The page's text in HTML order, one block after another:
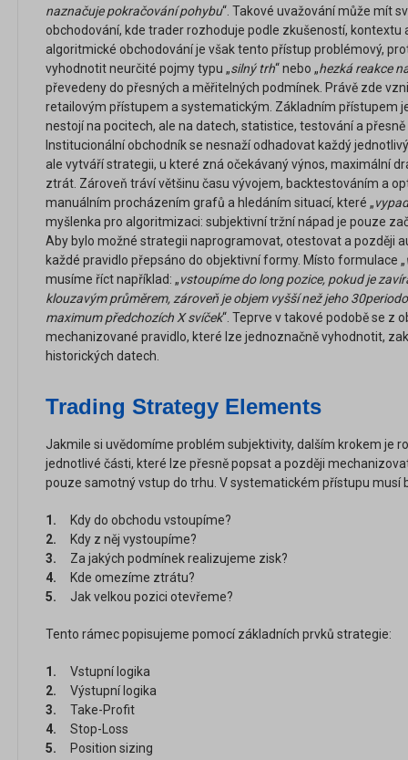
naznačuje pokračování pohybu“. Takové uvažování může mít
obchodování, kde trader rozhoduje podle zkušeností, kontextu
algoritmické obchodování je však tento přístup problémový,
vyhodnotit neurčité pojmy typu „silný trh“ nebo „hezká reakce
převedeny do přesných a měřitelných podmínek. Právě zde
retailovým přístupem a systematickým. Základním přístupem
nestojí na pocitech, ale na datech, statistice, testování a
Institucionální obchodník se nesnaží odhadovat každý
ale vytváří strategii, u které zná očekávaný výnos, maximální
ztrát. Zároveň tráví většinu času vývojem, backtestováním a
manuálním procházením grafů a hledáním situací, které „
myšlenka pro algoritmizaci: subjektivní tržní nápad je pouze
Aby bylo možné strategii naprogramovat, otestovat a později
každé pravidlo přepsáno do objektivní formy. Místo formulace „
musíme říct například: „vstoupíme do long pozice, pokud je
klouzavým průměrem, zároveň je objem vyšší než jeho
maximum předchozích X svíček“. Teprve v takové podobě se z
mechanizované pravidlo, které lze jednoznačně vyhodnotit,
historických datech.
Trading Strategy Elements
Jakmile si uvědomíme problém subjektivity, dalším krokem je
jednotlivé části, které lze přesně popsat a později
pouze samotný vstup do trhu. V systematickém přístupu musí
1.
Kdy do obchodu vstoupíme?
2.
Kdy z něj vystoupíme?
3. Za jakých podmínek realizujeme zisk?
4.
Kde omezíme ztrátu?
5. Jak velkou pozici otevřeme?
Tento rámec popisujeme pomocí základních prvků strategie:
1. Vstupní logika
2. Výstupní logika
3. Take-Profit
4. Stop-Loss
5.
Position sizing